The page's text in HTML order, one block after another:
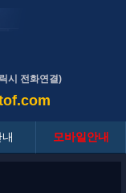
시 전화연결)
모바일안내